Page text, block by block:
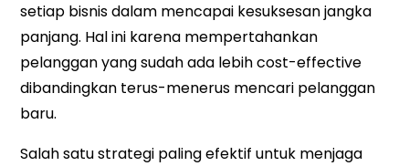
setiap bisnis dalam mencapai kesuksesan jangka
panjang. Hal ini karena mempertahankan
pelanggan yang sudah ada lebih cost-effective
dibandingkan terus-menerus mencari pelanggan
baru.
Salah satu strategi paling efektif untuk menjaga